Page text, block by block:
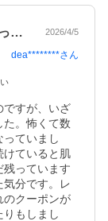
くすみが無くなりワントーン明るくなった！ 2026/4/5
dea********さん
ですが、いざ
。怖くて数
ていまし
けていると肌
っています
分です。レ
のクーポンが
もしまし